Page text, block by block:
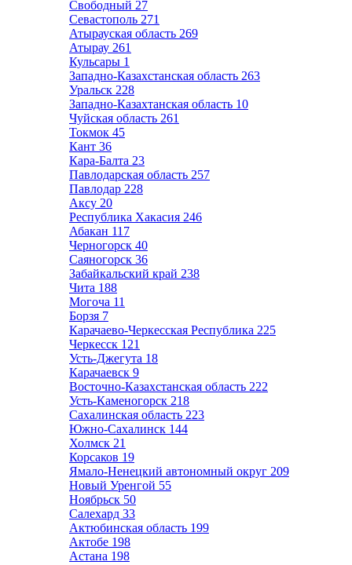
Свободный 27
Севастополь 271
Атырауская область 269
Атырау 261
Кульсары 1
Западно-Казахстанская область 263
Уральск 228
Западно-Казахтанская область 10
Чуйская область 261
Токмок 45
Кант 36
Кара-Балта 23
Павлодарская область 257
Павлодар 228
Аксу 20
Республика Хакасия 246
Абакан 117
Черногорск 40
Саяногорск 36
Забайкальский край 238
Чита 188
Могоча 11
Борзя 7
Карачаево-Черкесская Республика 225
Черкесск 121
Усть-Джегута 18
Карачаевск 9
Восточно-Казахстанская область 222
Усть-Каменогорск 218
Сахалинская область 223
Южно-Сахалинск 144
Холмск 21
Корсаков 19
Ямало-Ненецкий автономный округ 209
Новый Уренгой 55
Ноябрьск 50
Салехард 33
Актюбинская область 199
Актобе 198
Астана 198